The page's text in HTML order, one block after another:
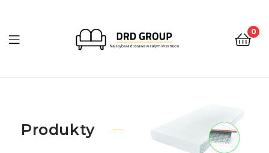
0
Produkty